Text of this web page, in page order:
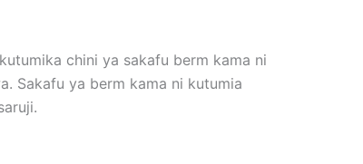
chini ya sakafu berm kama ni
Sakafu ya berm kama ni kutumia